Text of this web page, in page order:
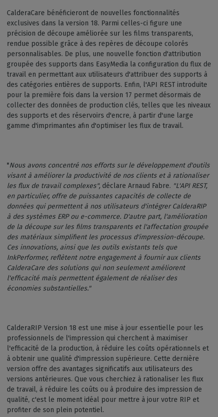
CalderaCare bénéficieront de nouvelles fonctionnalités
exclusives dans la version 18. Parmi celles-ci figure une
précision de découpe améliorée sur les films transparents,
rendue possible grâce à des repères de découpe colorés
personnalisables. De plus, une nouvelle fonction d'attribution
groupée des supports dans EasyMedia la configuration du flux de
travail en permettant aux utilisateurs d'attribuer des supports à
des catégories entières de supports. Enfin, l'API REST introduite
pour la première fois dans la version 17 permet désormais de
collecter des données de production clés, telles que les niveaux
des supports et des réservoirs d'encre, à partir d'une large
gamme d'imprimantes afin d'optimiser les flux de travail.
"Nous avons concentré nos efforts sur le développement d'outils
visant à améliorer la productivité de nos clients et à rationaliser
les flux de travail complexes", déclare Arnaud Fabre. "L'API REST,
en particulier, offre de puissantes capacités de collecte de
données qui permettent à nos utilisateurs d'intégrer CalderaRIP
à des systèmes ERP ou e-commerce. D'autre part, l'amélioration
de la découpe sur les films transparents et l'affectation groupée
des matériaux simplifient les processus d'impression-découpe.
Ces innovations, ainsi que les outils existants tels que
InkPerformer, reflètent notre engagement à fournir aux clients
CalderaCare des solutions qui non seulement améliorent
l'efficacité mais permettent également de réaliser des
économies substantielles."
CalderaRIP Version 18 est une mise à jour essentielle pour les
professionnels de l'impression qui cherchent à maximiser
l'efficacité de la production, à réduire les coûts opérationnels et
à obtenir une qualité d'impression supérieure. Cette dernière
version offre des avantages significatifs aux utilisateurs des
versions antérieures. Que vous cherchiez à rationaliser les flux
de travail, à réduire les coûts ou à produire des impression de
qualité, c'est le moment idéal pour mettre à jour votre RIP et
profiter de son plein potentiel.